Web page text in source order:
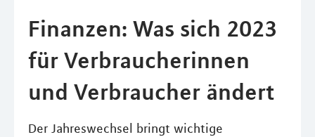
Finanzen: Was sich 2023
für Verbraucherinnen
und Verbraucher ändert
Der Jahreswechsel bringt wichtige